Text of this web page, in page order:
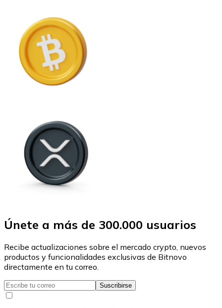
Únete a más de 300.000 usuarios
Recibe actualizaciones sobre el mercado crypto, nuevos
productos y funcionalidades exclusivas de Bitnovo
directamente en tu correo.
Suscribirse